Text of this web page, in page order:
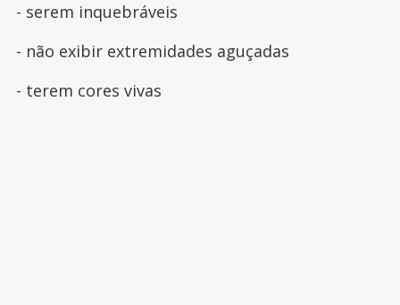
- serem inquebráveis
- não exibir extremidades aguçadas
- terem cores vivas